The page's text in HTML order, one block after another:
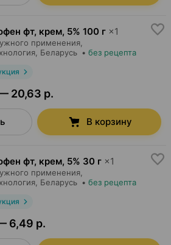
фт, крем, 5% 100 г ×1
применения,
, Беларусь • без рецепта
20,63 р.
В корзину
фт, крем, 5% 30 г ×1
применения,
, Беларусь • без рецепта
6,49 р.